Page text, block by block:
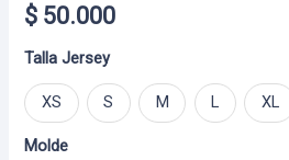
$ 50.000
Talla Jersey
XS S M L XL
Molde